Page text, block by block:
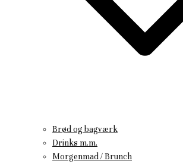
Brød og bagværk
Drinks m.m.
Morgenmad / Brunch